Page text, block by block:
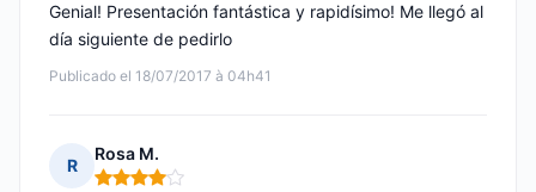
Publicado el 18/07/2017 à 04h41
Genial! Presentación fantástica y rapidísimo! Me llegó al
día siguiente de pedirlo
R
Rosa M.
Nota: 4 de 5